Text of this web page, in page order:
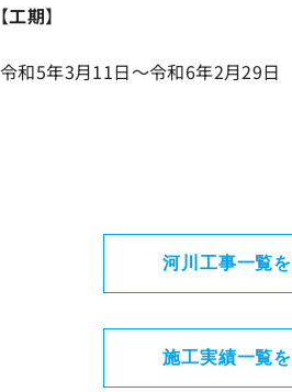
【工期】
令和5年3月11日～令和6年2月29日
河川工事一覧
施工実績一覧